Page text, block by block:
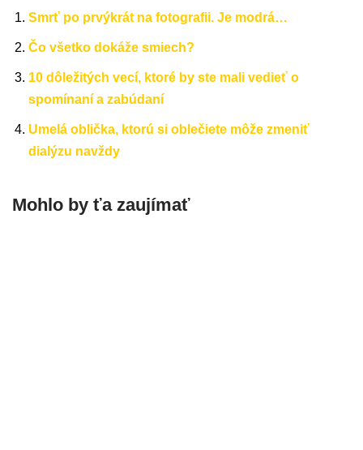
Smrť po prvýkrát na fotografii. Je modrá…
Čo všetko dokáže smiech?
10 dôležitých vecí, ktoré by ste mali vedieť o
spomínaní a zabúdaní
Umelá oblička, ktorú si oblečiete môže zmeniť
dialýzu navždy
Mohlo by ťa zaujímať